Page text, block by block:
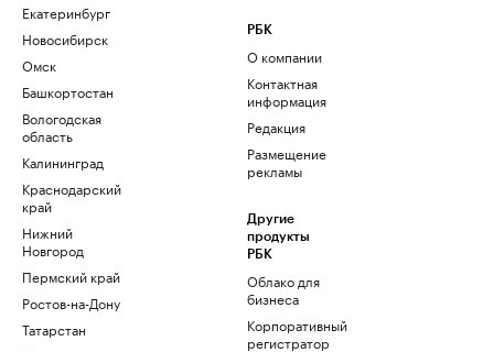
Екатеринбург
Новосибирск
Омск
Башкортостан
Вологодская
область
Калининград
Краснодарский
край
Нижний
Новгород
Пермский край
Ростов-на-Дону
Татарстан
РБК
О компании
Контактная
информация
Редакция
Размещение
рекламы
Другие
продукты
РБК
Облако для
бизнеса
Корпоративный
регистратор